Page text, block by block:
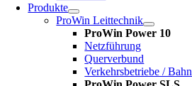
Produkte
ProWin Leittechnik
ProWin Power 10
Netzführung
Querverbund
Verkehrsbetriebe / Bahn